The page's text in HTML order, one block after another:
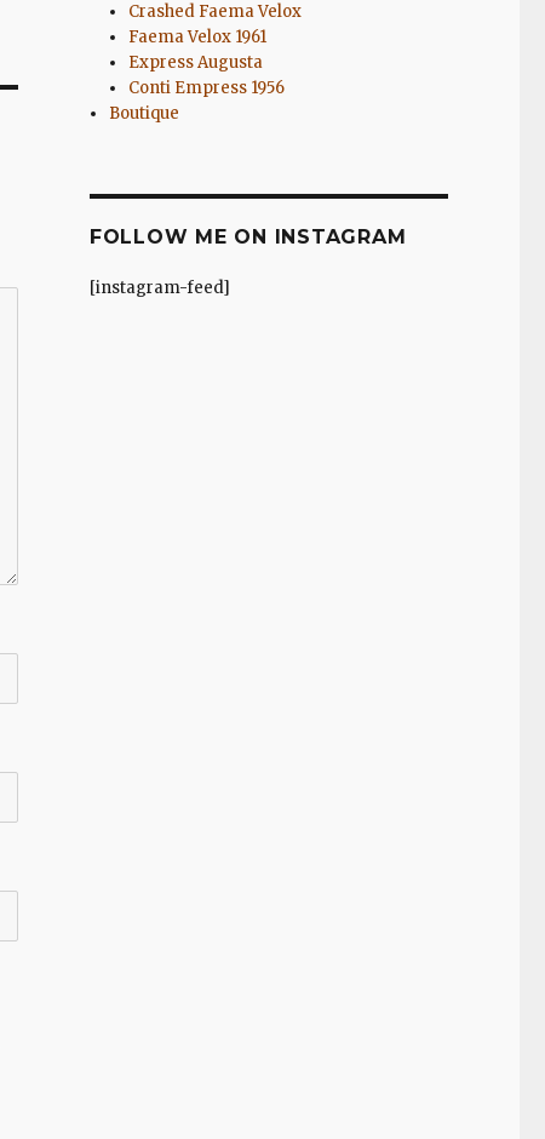
Crashed Faema Velox
Faema Velox 1961
Express Augusta
Conti Empress 1956
Boutique
FOLLOW ME ON INSTAGRAM
[instagram-feed]